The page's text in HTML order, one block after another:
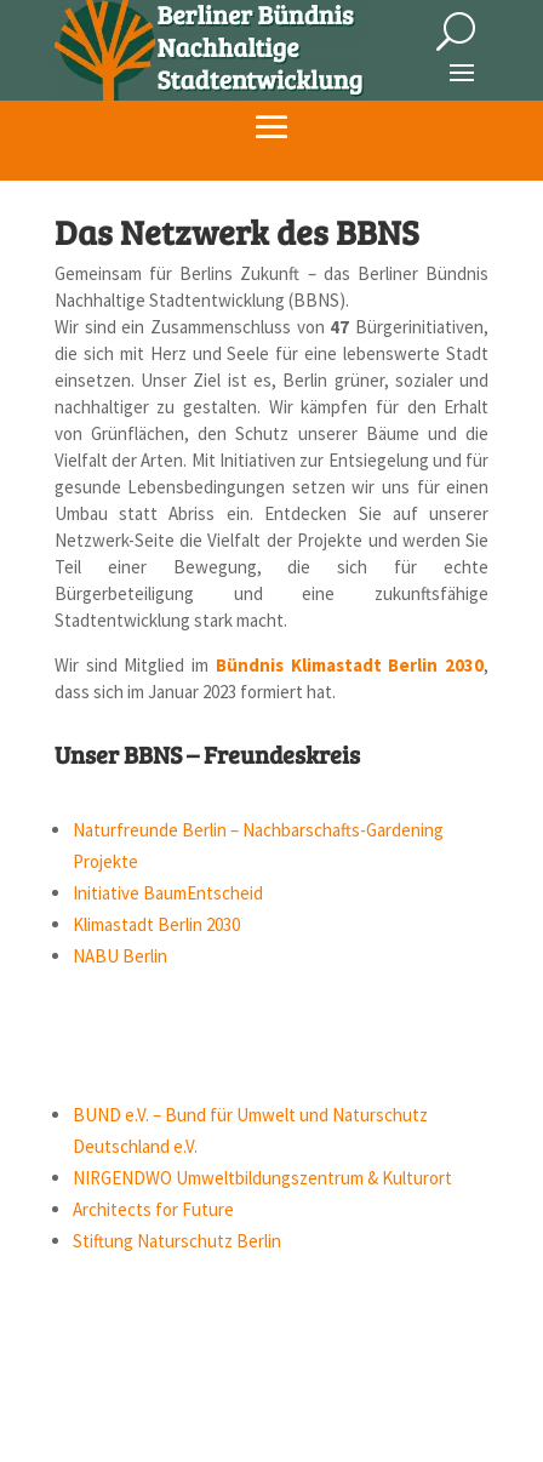
Das Netzwerk des BBNS
Gemeinsam für Berlins Zukunft – das Berliner Bündnis
Nachhaltige Stadtentwicklung (BBNS).
Wir sind ein Zusammenschluss von 47 Bürgerinitiativen,
die sich mit Herz und Seele für eine lebenswerte Stadt
einsetzen. Unser Ziel ist es, Berlin grüner, sozialer und
nachhaltiger zu gestalten. Wir kämpfen für den Erhalt
von Grünflächen, den Schutz unserer Bäume und die
Vielfalt der Arten. Mit Initiativen zur Entsiegelung und für
gesunde Lebensbedingungen setzen wir uns für einen
Umbau statt Abriss ein. Entdecken Sie auf unserer
Netzwerk-Seite die Vielfalt der Projekte und werden Sie
Teil einer Bewegung, die sich für echte
Bürgerbeteiligung und eine zukunftsfähige
Stadtentwicklung stark macht.
Wir sind Mitglied im Bündnis Klimastadt Berlin 2030,
dass sich im Januar 2023 formiert hat.
Unser BBNS – Freundeskreis
Naturfreunde Berlin – Nachbarschafts-Gardening
Projekte
Initiative BaumEntscheid
Klimastadt Berlin 2030
NABU Berlin
BUND e.V. – Bund für Umwelt und Naturschutz
Deutschland e.V.
NIRGENDWO Umweltbildungszentrum & Kulturort
Architects for Future
Stiftung Naturschutz Berlin